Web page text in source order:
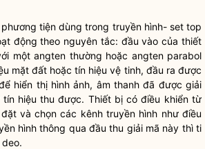
tiện dùng trong truyền hình- set top
động theo nguyên tắc: đầu vào của thiết
một angten thường hoặc angten parabol
mặt đất hoặc tín hiệu vệ tinh, đầu ra được
hiển thị hình ảnh, âm thanh đã được giải
hiệu thu được. Thiết bị có điều khiển từ
và chọn các kênh truyền hình như điều
hình thông qua đầu thu giải mã này thì ti